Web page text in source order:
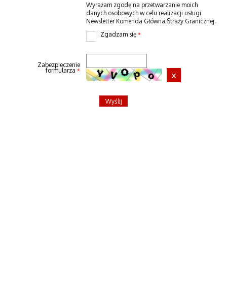
Wyrażam zgodę na przetwarzanie moich
danych osobowych w celu realizacji usługi
Newsletter Komenda Główna Straży Granicznej.
Zgadzam się*
Zabezpieczenie
formularza*